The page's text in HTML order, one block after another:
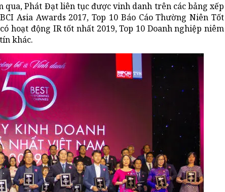
Phát Đạt liên tục được vinh danh trên các bảng xếp
Asia Awards 2017, Top 10 Báo Cáo Thường Niên Tốt
hoạt động IR tốt nhất 2019, Top 10 Doanh nghiệp niêm
khác.